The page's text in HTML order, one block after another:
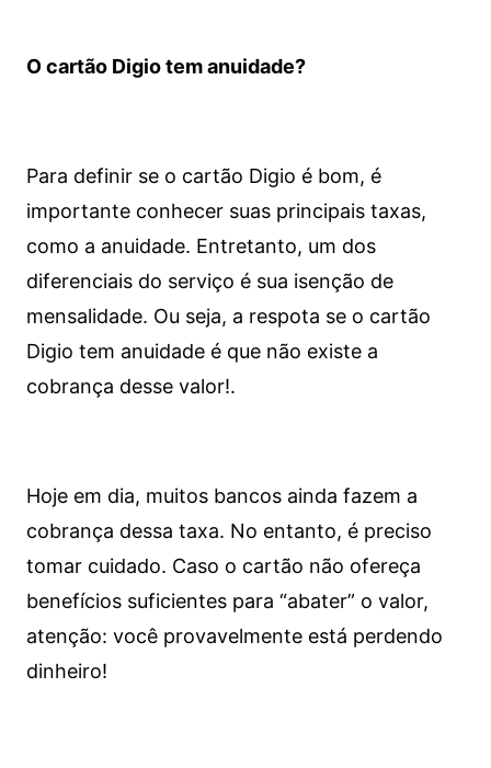
O cartão Digio tem anuidade?
Para definir se o cartão Digio é bom, é
importante conhecer suas principais taxas,
como a anuidade. Entretanto, um dos
diferenciais do serviço é sua isenção de
mensalidade. Ou seja, a respota se o cartão
Digio tem anuidade é que não existe a
cobrança desse valor!.
Hoje em dia, muitos bancos ainda fazem a
cobrança dessa taxa. No entanto, é preciso
tomar cuidado. Caso o cartão não ofereça
benefícios suficientes para “abater” o valor,
atenção: você provavelmente está perdendo
dinheiro!